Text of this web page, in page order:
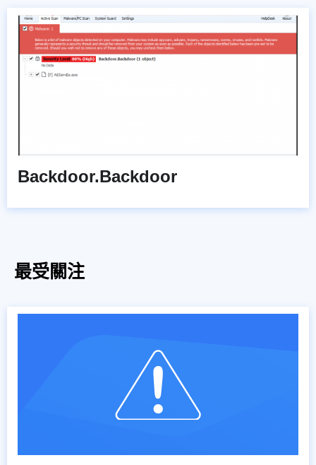
Backdoor.Backdoor
最受關注